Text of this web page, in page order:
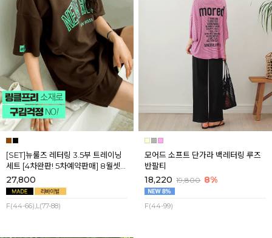
[SET]뉴룰즈 레터링 3.5부 트레이닝
세트 [4차완판! 5차예약판매] 8월셋
째주 순차배송
27,800
F(44-66),L(77-88)
모어드 소프트 단가라 백레터링 루즈
반팔티
18,220 19,800 8%
F(44-99)